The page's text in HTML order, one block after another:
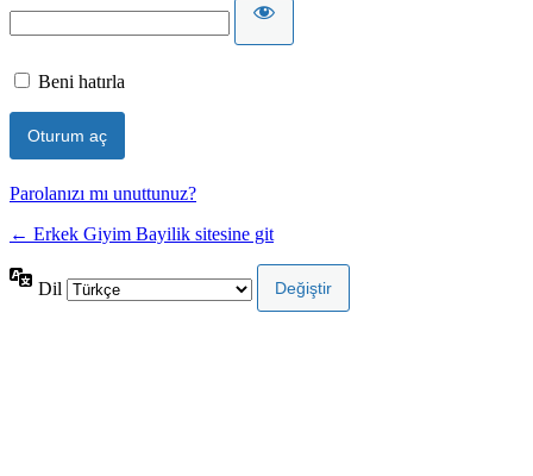
Beni hatırla
Parolanızı mı unuttunuz?
← Erkek Giyim Bayilik sitesine git
Dil